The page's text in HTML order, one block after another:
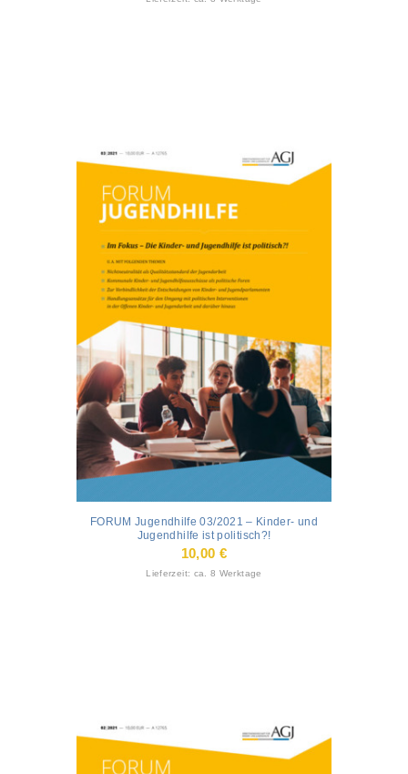
FORUM Jugendhilfe 03/2021 – Kinder- und
Jugendhilfe ist politisch?!
10,00 €
Lieferzeit: ca. 8 Werktage